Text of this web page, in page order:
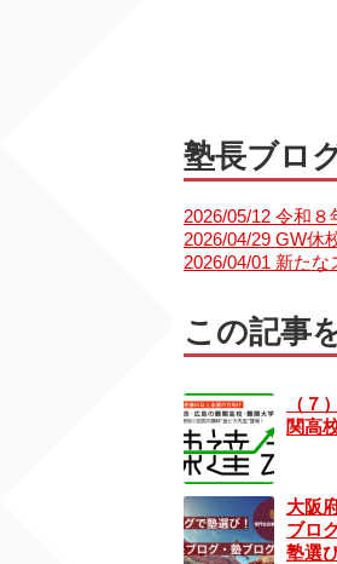
塾長ブロ
2026/05/12 令和
2026/04/29 GW休
2026/04/01 新たな
この記事
（７
関高
大阪
ブロ
塾選